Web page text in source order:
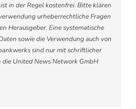
in der Regel kostenfrei. Bitte klären
urheberrechtliche Fragen
Herausgeber. Eine systematische
sowie die Verwendung auch von
sind nur mit schriftlicher
die United News Network GmbH